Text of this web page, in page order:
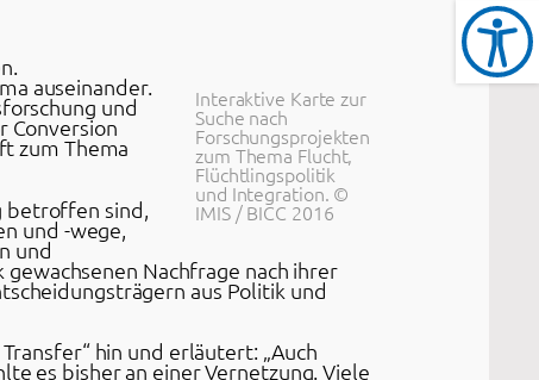
Interaktive Karte zur
Suche nach
Forschungsprojekten
zum Thema Flucht,
Flüchtlingspolitik
und Integration. ©
IMIS / BICC 2016
auseinander.
und
Conversion
zum Thema
betroffen sind,
und -wege,
und
Nachfrage nach ihrer
aus Politik und
hin und erläutert: „Auch
es bisher an einer Vernetzung. Viele